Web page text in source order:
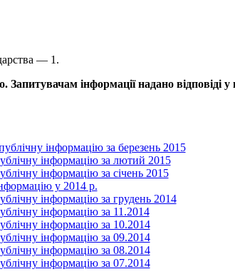
— 1.
Запитувачам інформації надано відповіді у
інформацію за березень 2015
інформацію за лютий 2015
інформацію за січень 2015
у 2014 р.
інформацію за грудень 2014
інформацію за 11.2014
інформацію за 10.2014
інформацію за 09.2014
інформацію за 08.2014
інформацію за 07.2014